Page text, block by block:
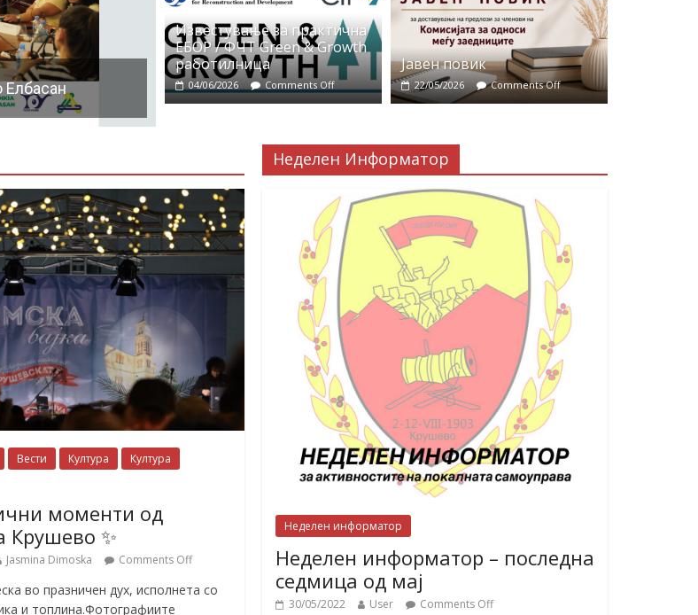
Елбасан
Известување за практична
ЕБОР / ФЧТ Green & Growth
работилница
04/06/2026 Comments Off
Јавен повик
22/05/2026 Comments Off
Вести Култура
Култура
моменти од
Крушево ✨
Jasmina Dimoska Comments Off
во празничен дух, исполнета со
и топлина.Фотографиите
Неделен Информатор
Неделен информатор
Неделен информатор – последна
седмица од мај
30/05/2022 User Comments Off